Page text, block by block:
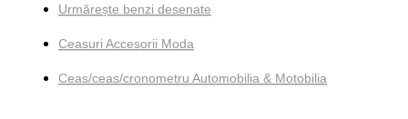
Urmărește benzi desenate
Ceasuri Accesorii Moda
Ceas/ceas/cronometru Automobilia & Motobilia